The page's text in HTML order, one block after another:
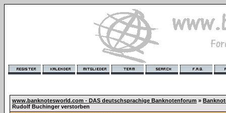
www.banknotesworld.com - DAS deutschsprachige Banknotenforum »
Rudolf Buchinger verstorben